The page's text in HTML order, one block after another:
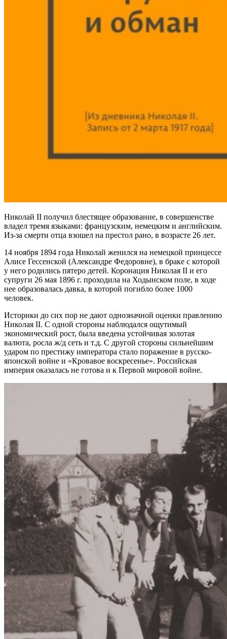
Николай II получил блестящее образование, в совершенстве
владел тремя языками: французским, немецким и английским.
Из-за смерти отца взошел на престол рано, в возрасте 26 лет.
14 ноября 1894 года Николай женился на немецкой принцессе
Алисе Гессенской (Александре Федоровне), в браке с которой
у него родились пятеро детей. Коронация Николая II и его
супруги 26 мая 1896 г. проходила на Ходынском поле, в ходе
нее образовалась давка, в которой погибло более 1000
человек.
Историки до сих пор не дают однозначной оценки правлению
Николая II. С одной стороны наблюдался ощутимый
экономический рост, была введена устойчивая золотая
валюта, росла ж/д сеть и т.д. С другой стороны сильнейшим
ударом по престижу императора стало поражение в русско-
японской войне и «Кровавое воскресенье». Российская
империя оказалась не готова и к Первой мировой войне.